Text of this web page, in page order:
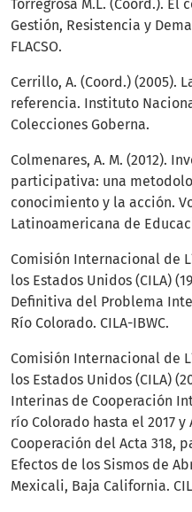
Torregrosa M.L. (Coord.).
Gestión, Resistencia y
FLACSO.
Cerrillo, A. (Coord.) (2005).
referencia. Instituto
Colecciones Goberna.
Colmenares, A. M. (2012).
participativa: una
conocimiento y la acción.
Latinoamericana de
Comisión Internacional de
los Estados Unidos (CILA)
Definitiva del Problema
Río Colorado. CILA-IBWC.
Comisión Internacional de
los Estados Unidos (CILA)
Interinas de Cooperación
río Colorado hasta el 2017
Cooperación del Acta 318,
Efectos de los Sismos de
Mexicali, Baja California.